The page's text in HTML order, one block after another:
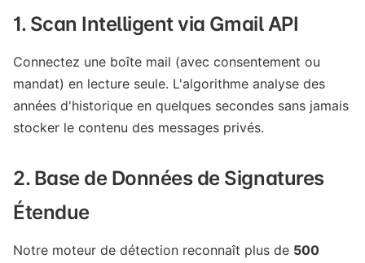
1. Scan Intelligent via Gmail API
Connectez une boîte mail (avec consentement ou
mandat) en lecture seule. L'algorithme analyse des
années d'historique en quelques secondes sans jamais
stocker le contenu des messages privés.
2. Base de Données de Signatures
Étendue
Notre moteur de détection reconnaît plus de 500